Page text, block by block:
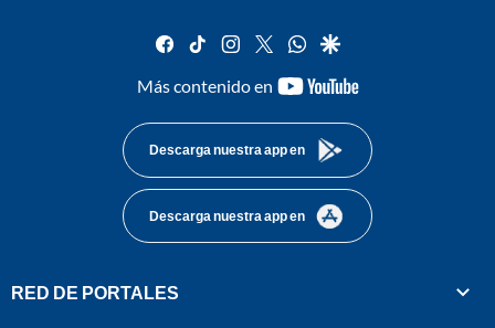
facebook
tiktok instagram
twitterwhatsapp
google
Más contenido en
youtube-
Descarga nuestra app en
Descarga nuestra app en
RED DE PORTALES